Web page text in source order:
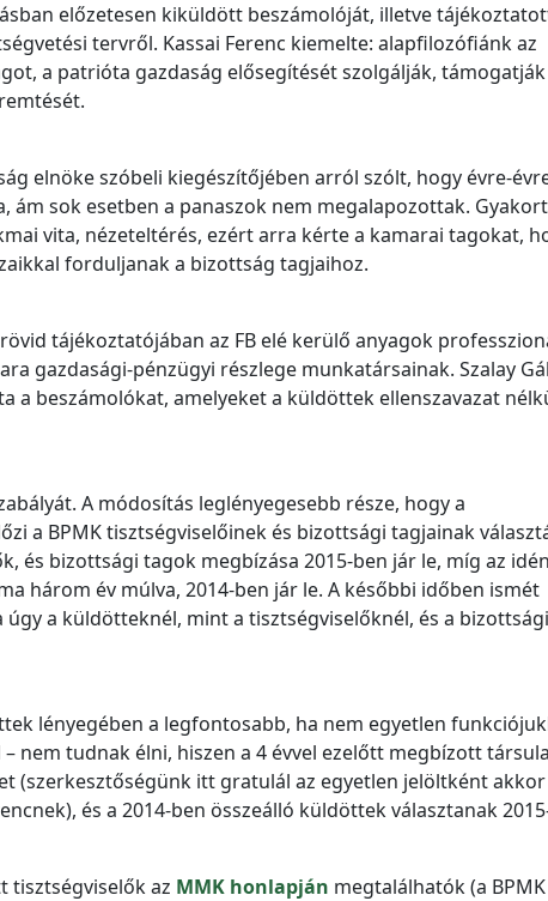
előzetesen kiküldött beszámolóját, illetve
tervről. Kassai Ferenc kiemelte: alapfilozófiánk az
a patrióta gazdaság elősegítését szolgálják, támogatják
elnöke szóbeli kiegészítőjében arról szólt, hogy évre-
ám sok esetben a panaszok nem megalapozottak.
vita, nézeteltérés, ezért arra kérte a kamarai tagokat,
forduljanak a bizottság tagjaihoz.
tájékoztatójában az FB elé kerülő anyagok
gazdasági-pénzügyi részlege munkatársainak. Szalay
a beszámolókat, amelyeket a küldöttek ellenszavazat
A módosítás leglényegesebb része, hogy a
a BPMK tisztségviselőinek és bizottsági tagjainak
és bizottsági tagok megbízása 2015-ben jár le, míg az idén
három év múlva, 2014-ben jár le. A későbbi időben ismét
úgy a küldötteknél, mint a tisztségviselőknél, és a bizottsági
lényegében a legfontosabb, ha nem egyetlen
nem tudnak élni, hiszen a 4 évvel ezelőtt megbízott
(szerkesztőségünk itt gratulál az egyetlen jelöltként akkor
és a 2014-ben összeálló küldöttek választanak
tisztségviselők az MMK honlapján megtalálhatók (a BPMK